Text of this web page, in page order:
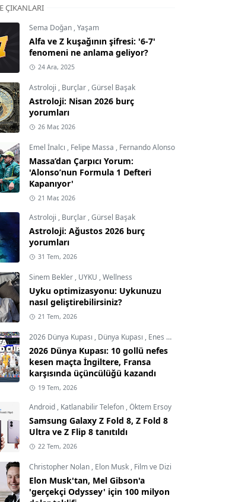
ÇIKANLARI
Sema Doğan ,Yaşam
Alfa ve Z kuşağının şifresi: '6-7'
fenomeni ne anlama geliyor?
24 Ara, 2025
Astroloji , Burçlar ,Gürsel Başak
Astroloji: Nisan 2026 burç
yorumları
26 Mar, 2026
Emel İnalcı , Felipe Massa , Fernando Alonso
Massa’dan Çarpıcı Yorum:
'Alonso’nun Formula 1 Defteri
Kapanıyor'
21 Mar, 2026
Astroloji , Burçlar ,Gürsel Başak
Astroloji: Ağustos 2026 burç
yorumları
31 Tem, 2026
Sinem Bekler , UYKU ,Wellness
Uyku optimizasyonu: Uykunuzu
nasıl geliştirebilirsiniz?
21 Tem, 2026
2026 Dünya Kupası , Dünya Kupası , Enes Demircioğlu
2026 Dünya Kupası: 10 gollü nefes
kesen maçta İngiltere, Fransa
karşısında üçüncülüğü kazandı
19 Tem, 2026
Android , Katlanabilir Telefon ,Öktem Ersoy
Samsung Galaxy Z Fold 8, Z Fold 8
Ultra ve Z Flip 8 tanıtıldı
22 Tem, 2026
Christopher Nolan , Elon Musk , Film ve Dizi
Elon Musk'tan, Mel Gibson'a
'gerçekçi Odyssey' için 100 milyon